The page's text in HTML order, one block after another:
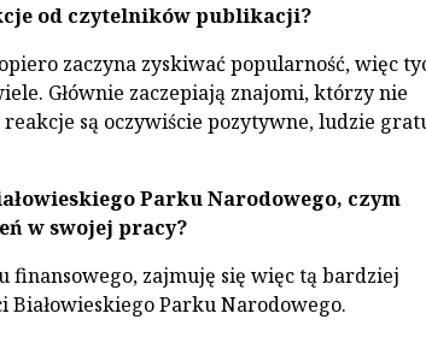
od czytelników publikacji?
zaczyna zyskiwać popularność, więc
Głównie zaczepiają znajomi, którzy nie
są oczywiście pozytywne, ludzie
Parku Narodowego, czym
w swojej pracy?
finansowego, zajmuję się więc tą bardziej
Białowieskiego Parku Narodowego.